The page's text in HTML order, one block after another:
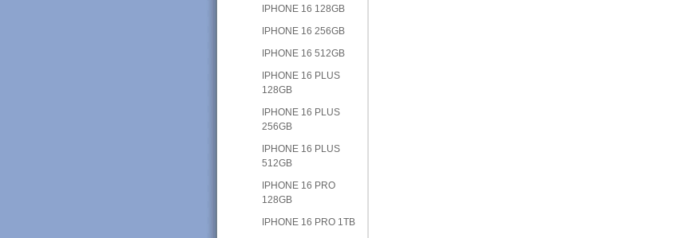
IPHONE 16 128GB
IPHONE 16 256GB
IPHONE 16 512GB
IPHONE 16 PLUS
128GB
IPHONE 16 PLUS
256GB
IPHONE 16 PLUS
512GB
IPHONE 16 PRO
128GB
IPHONE 16 PRO 1TB